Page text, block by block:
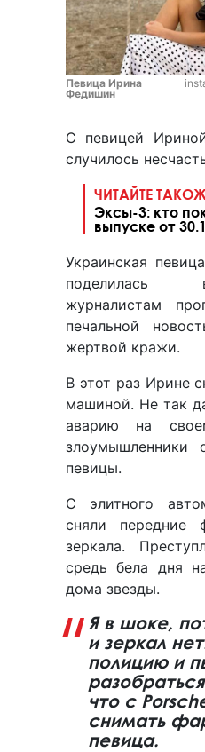
Певица Ирина
Федишин
С певицей
случилось
ЧИТАЙТЕ ТАКОЖ
Эксы-3: кто
выпуске от
Украинская певица
поделилась
журналистам
печальной
жертвой кражи.
В этот раз Ирине
машиной. Не так
аварию на
злоумышленники
певицы.
С элитного
сняли передние
зеркала.
средь бела дня
дома звезды.
Я в шоке,
и зеркал
полицию и
что с
снимать
певица.